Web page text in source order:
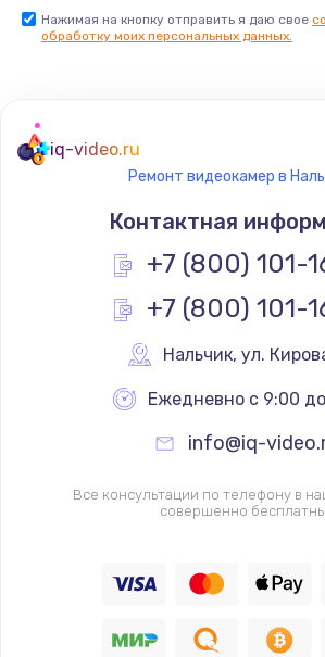
Заказать
1795 руб.
Заказать
Ремонт разъема
1120 руб.
Заказать
Замена
Заказать
Настройка BIOS
Заказать
Нажимая на кнопку отправить я даю свое
обработку моих персональных данных.
iq-video.ru
Ремонт видеокамер в
Контактная
+7 (800) 101-
+7 (800) 101-
Нальчик, ул.
Ежедневно с 9:00
info@iq-
Все консультации по телефону в
совершенно бесплатны